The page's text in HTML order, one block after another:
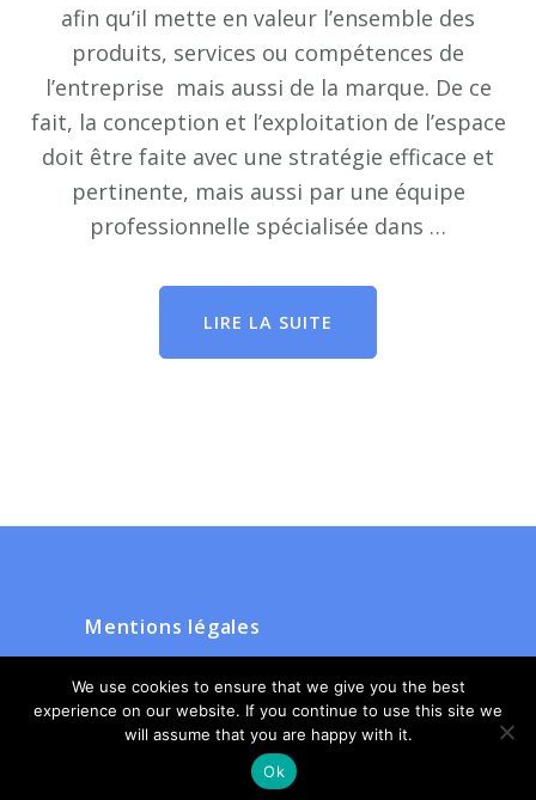
afin qu’il mette en valeur l’ensemble des
produits, services ou compétences de
l’entreprise mais aussi de la marque. De ce
fait, la conception et l’exploitation de l’espace
doit être faite avec une stratégie efficace et
pertinente, mais aussi par une équipe
professionnelle spécialisée dans …
LIRE LA SUITE
Mentions légales
We use cookies to ensure that we give you the best
experience on our website. If you continue to use this site we
will assume that you are happy with it.
Ok